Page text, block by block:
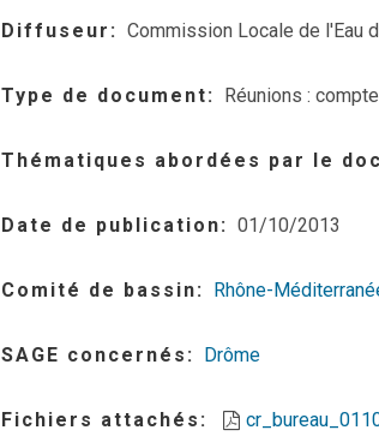
Diffuseur Commission Locale de l'Eau
Type de document Réunions :
Thématiques abordées par le
Date de publication 01/10/2013
Comité de bassin Rhône-
SAGE concernés Drôme
Fichiers attachés